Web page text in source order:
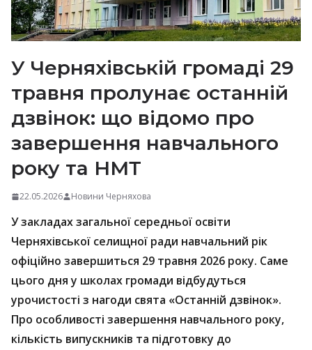
У Черняхівській громаді 29
травня пролунає останній
дзвінок: що відомо про
завершення навчального
року та НМТ
22.05.2026 Новини Черняхова
У закладах загальної середньої освіти
Черняхівської селищної ради навчальний рік
офіційно завершиться 29 травня 2026 року. Саме
цього дня у школах громади відбудуться
урочистості з нагоди свята «Останній дзвінок».
Про особливості завершення навчального року,
кількість випускників та підготовку до